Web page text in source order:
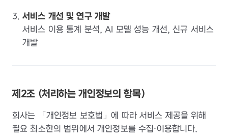
서비스 개선 및 연구 개발
서비스 이용 통계 분석, AI 모델 성능 개선, 신규 서비스
개발
제2조 (처리하는 개인정보의 항목)
회사는 「개인정보 보호법」에 따라 서비스 제공을 위해
필요 최소한의 범위에서 개인정보를 수집·이용합니다.